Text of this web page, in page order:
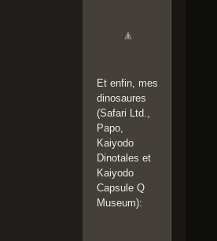
Et enfin, mes
dinosaures
(Safari Ltd.,
Papo,
Kaiyodo
Dinotales et
Kaiyodo
Capsule Q
Museum):